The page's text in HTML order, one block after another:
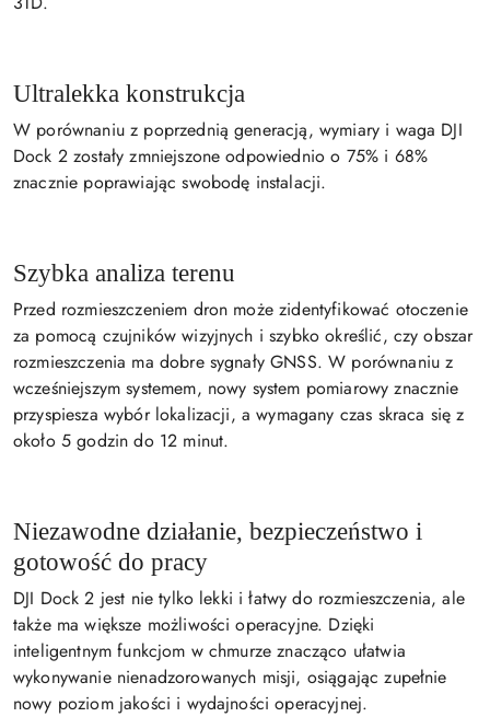
Ultralekka konstrukcja
W porównaniu z poprzednią generacją, wymiary i waga DJI
Dock 2 zostały zmniejszone odpowiednio o 75% i 68%
znacznie poprawiając swobodę instalacji.
Szybka analiza terenu
Przed rozmieszczeniem dron może zidentyfikować otoczenie
za pomocą czujników wizyjnych i szybko określić, czy obszar
rozmieszczenia ma dobre sygnały GNSS. W porównaniu z
wcześniejszym systemem, nowy system pomiarowy znacznie
przyspiesza wybór lokalizacji, a wymagany czas skraca się z
około 5 godzin do 12 minut.
Niezawodne działanie, bezpieczeństwo i
gotowość do pracy
DJI Dock 2 jest nie tylko lekki i łatwy do rozmieszczenia, ale
także ma większe możliwości operacyjne. Dzięki
inteligentnym funkcjom w chmurze znacząco ułatwia
wykonywanie nienadzorowanych misji, osiągając zupełnie
nowy poziom jakości i wydajności operacyjnej.